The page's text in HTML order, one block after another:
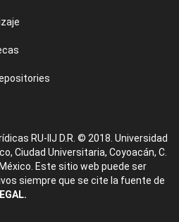
RU-IIJ D.R. © 2018. Universidad
Ciudad Universitaria, Coyoacán, C.
Este sitio web puede ser
siempre que se cite la fuente de